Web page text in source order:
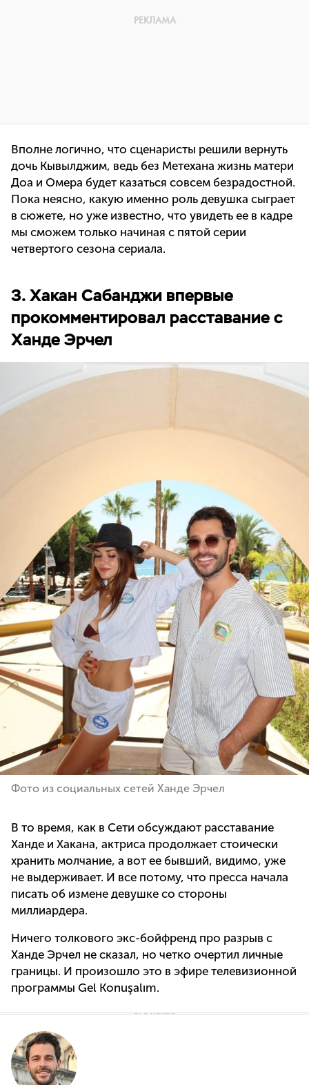
Вполне логично, что сценаристы решили вернуть
дочь Кывылджим, ведь без Метехана жизнь матери
Доа и Омера будет казаться совсем безрадостной.
Пока неясно, какую именно роль девушка сыграет
в сюжете, но уже известно, что увидеть ее в кадре
мы сможем только начиная с пятой серии
четвертого сезона сериала.
3. Хакан Сабанджи впервые
прокомментировал расставание с
Ханде Эрчел
Фото из социальных сетей Ханде Эрчел
В то время, как в Сети обсуждают расставание
Ханде и Хакана, актриса продолжает стоически
хранить молчание, а вот ее бывший, видимо, уже
не выдерживает. И все потому, что пресса начала
писать об измене девушке со стороны
миллиардера.
Ничего толкового экс-бойфренд про разрыв с
Ханде Эрчел не сказал, но четко очертил личные
границы. И произошло это в эфире телевизионной
программы Gel Konuşalım.